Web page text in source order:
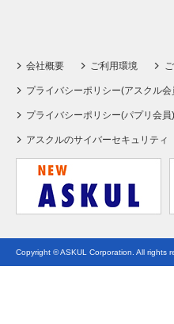
会社概要 ご利用環境
プライバシーポリシー(アスクル会
プライバシーポリシー(パプリ会員)
アスクルのサイバーセキュリティ
Copyright © ASKUL Corporation. All rights